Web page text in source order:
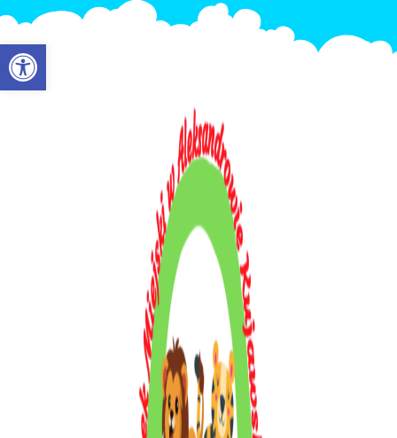
Otwórz pasek narzędzi